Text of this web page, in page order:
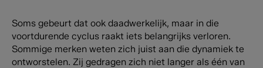
Soms gebeurt dat ook daadwerkelijk, maar in die
voortdurende cyclus raakt iets belangrijks verloren.
Sommige merken weten zich juist aan die dynamiek te
ontworstelen. Zij gedragen zich niet langer als één van